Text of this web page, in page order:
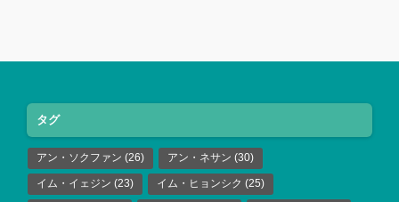
タグ
アン・ソクファン (26) アン・ネサン (30)
イム・イェジン (23) イム・ヒョンシク (25)